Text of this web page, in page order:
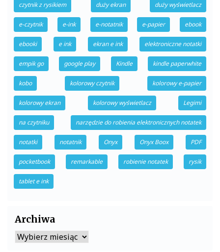
czytnik z rysikiem duży ekran duży wyświetlacz
e-czytnik e-ink e-notatnik e-papier ebook
ebooki e ink ekran e ink elektroniczne notatki
empik go google play Kindle kindle paperwhite
kobo kolorowy czytnik kolorowy e-papier
kolorowy ekran kolorowy wyświetlacz Legimi
na czytniku narzędzie do robienia elektronicznych notatek
notatki notatnik Onyx Onyx Boox PDF
pocketbook remarkable robienie notatek rysik
tablet e ink
Archiwa
Archiwa